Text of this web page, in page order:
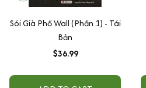
Sói Già Phố Wall (Phần 1) - Tái
Bản
$36.99